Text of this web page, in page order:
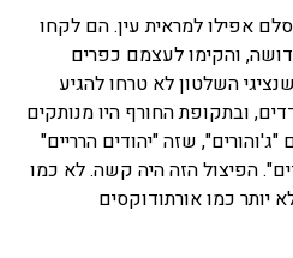
אפילו למראית עין. הם לקחו
והקימו לעצמם כפרים
השלטון לא טרחו להגיע
ובתקופת החורף היו מנותקים
שזה "יהודים הרריים"
הפיצול הזה היה קשה. לא כמו
כמו אורתודוקסים